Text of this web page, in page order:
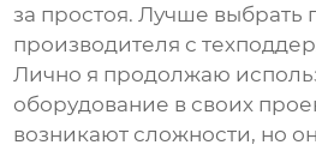
за простоя. Лучше выбрать
производителя с
Лично я продолжаю
оборудование в своих
возникают сложности, но